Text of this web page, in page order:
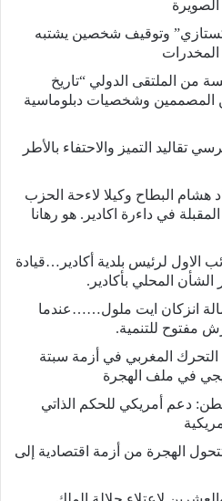
الصويرة
7300 قرص “إكستازي” وتوقيف شخصين يشتبه
المخدرات
من الملتقى الدولي “تاريخ
المصممين وشخصيات دبلوماسية
تقاليد التميز والاحتفاء بالأطر
هشام البطاح وكيلا لاءحة الحزب
في داءرة اكادير. هو رهانا
الاول لرئيس بلدية أكادير…قيادة
المحلي بأكادير.
انزكان ايت ملول……عندما
مفتوح للتنمية.
التحرك المغربي في أزمة سبتة
في ملف الهجرة
دعم أمريكي للحكم الذاتي
الهجرة من أزمة اقتصادية إلى